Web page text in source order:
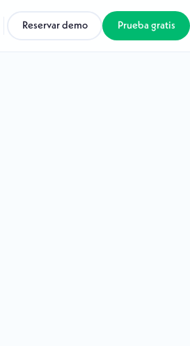
Reservar demo Prueba gratis